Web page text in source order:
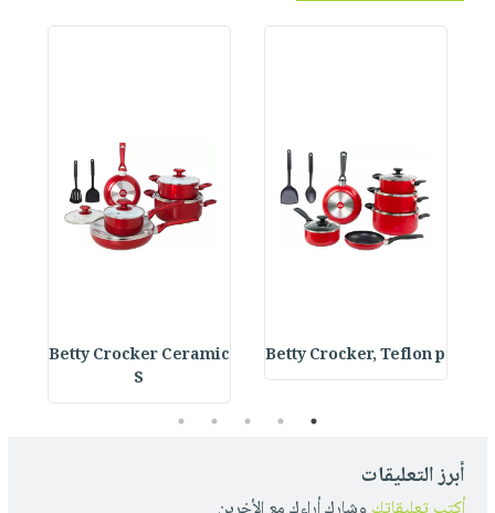
Betty Crocker, Teflon p
Betty Crocker Ceramic
S
1
2
3
4
5
أبرز التعليقات